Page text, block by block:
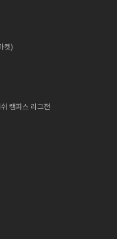
켓
투자(옥션마켓) OPEN, 관
켓)
캠퍼스 리그전